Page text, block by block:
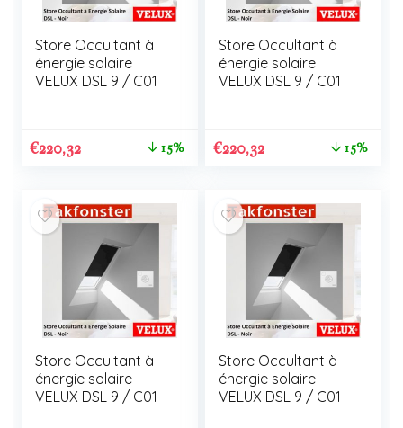
Store Occultant à
énergie solaire
VELUX DSL 9 / C01
€220,32 15%
Store Occultant à
énergie solaire
VELUX DSL 9 / C01
€220,32 15%
Store Occultant à
énergie solaire
VELUX DSL 9 / C01
Store Occultant à
énergie solaire
VELUX DSL 9 / C01